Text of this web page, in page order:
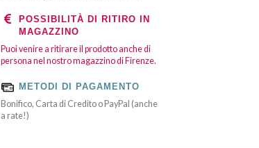
POSSIBILITÀ DI RITIRO IN
MAGAZZINO
Puoi venire a ritirare il prodotto anche di
persona nel nostro magazzino di Firenze.
METODI DI PAGAMENTO
Bonifico, Carta di Credito o PayPal (anche
a rate!)